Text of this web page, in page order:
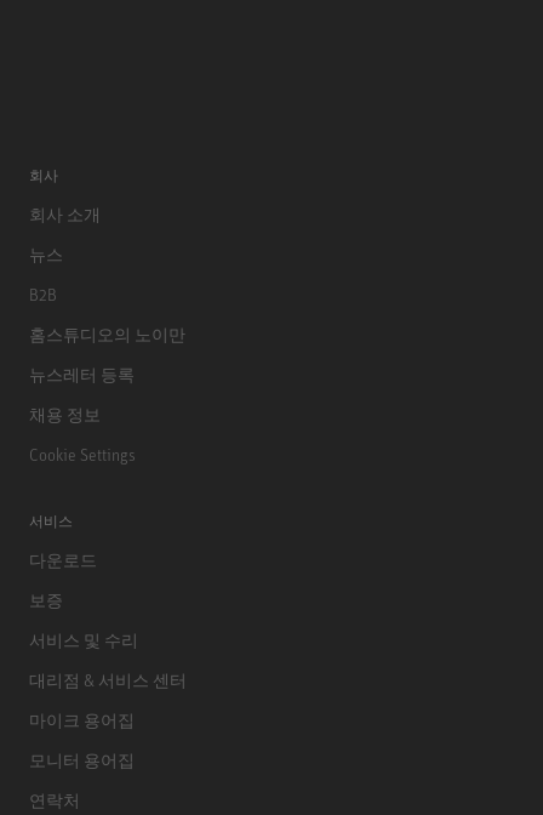
회사
회사 소개
뉴스
B2B
홈스튜디오의 노이만
뉴스레터 등록
채용 정보
Cookie Settings
서비스
다운로드
보증
서비스 및 수리
대리점 & 서비스 센터
마이크 용어집
모니터 용어집
연락처